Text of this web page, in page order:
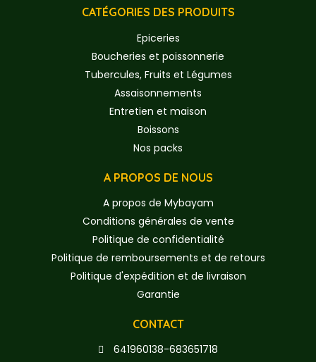
CATÉGORIES DES PRODUITS
Epiceries
Boucheries et poissonnerie
Tubercules, Fruits et Légumes
Assaisonnements
Entretien et maison
Boissons
Nos packs
A PROPOS DE NOUS
A propos de Mybayam
Conditions générales de vente
Politique de confidentialité
Politique de remboursements et de retours
Politique d'expédition et de livraison
Garantie
CONTACT
641960138-683651718